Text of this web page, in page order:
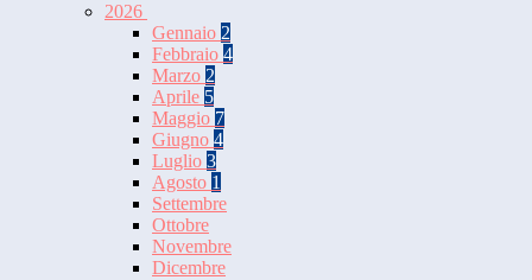
2026
Gennaio 2
Febbraio 4
Marzo 2
Aprile 5
Maggio 7
Giugno 4
Luglio 3
Agosto 1
Settembre
Ottobre
Novembre
Dicembre